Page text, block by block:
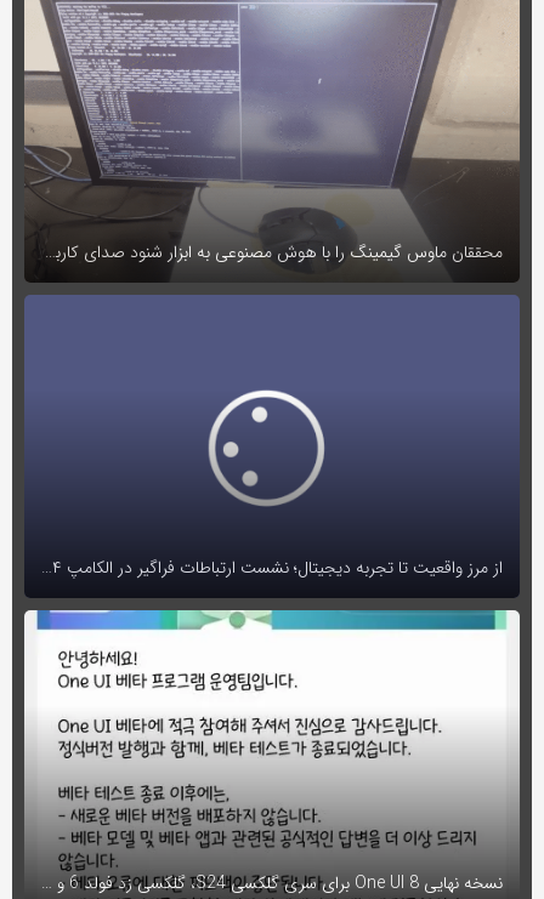
بگذارید.
لینک
محققان ماوس گیمینگ را با هوش مصنوعی به ابزار شنود صدای کاربران تبدیل کردند
از مرز واقعیت تا تجربه دیجیتال؛ نشست ارتباطات فراگیر در الکامپ ۱۴۰۴ برگزار شد
نسخه نهایی One UI 8 برای سری گلکسی S24، گلکسی زد فولد 6 و فلیپ 6 منتشر شد